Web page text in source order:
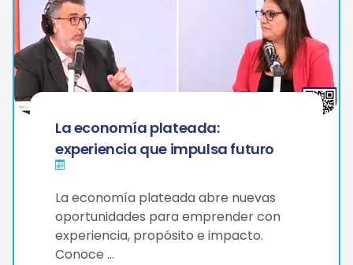
La economía plateada:
experiencia que impulsa futuro
La economía plateada abre nuevas
oportunidades para emprender con
experiencia, propósito e impacto.
Conoce …